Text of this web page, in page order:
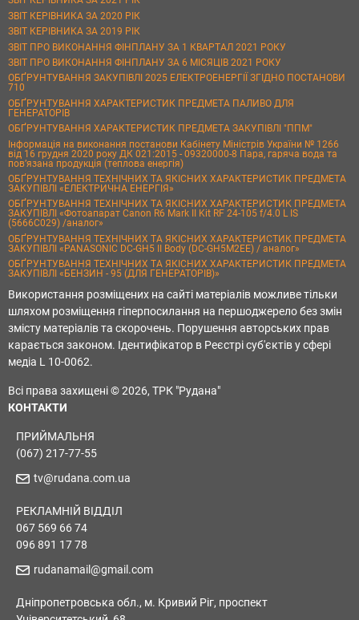
ЗВІТ КЕРІВНИКА ЗА 2020 РІК
ЗВІТ КЕРІВНИКА ЗА 2019 РІК
ЗВІТ ПРО ВИКОНАННЯ ФІНПЛАНУ ЗА 1 КВАРТАЛ 2021 РОКУ
ЗВІТ ПРО ВИКОНАННЯ ФІНПЛАНУ ЗА 6 МІСЯЦІВ 2021 РОКУ
ОБҐРУНТУВАННЯ ЗАКУПІВЛІ 2025 ЕЛЕКТРОЕНЕРГІЇ ЗГІДНО ПОСТАНОВИ
710
ОБҐРУНТУВАННЯ ХАРАКТЕРИСТИК ПРЕДМЕТА ПАЛИВО ДЛЯ
ГЕНЕРАТОРІВ
ОБҐРУНТУВАННЯ ХАРАКТЕРИСТИК ПРЕДМЕТА ЗАКУПІВЛІ "ППМ"
Інформація на виконання постанови Кабінету Міністрів України № 1266
від 16 грудня 2020 року ДК 021:2015 - 09320000-8 Пара, гаряча вода та
пов’язана продукція (теплова енергія)
ОБҐРУНТУВАННЯ ТЕХНІЧНИХ ТА ЯКІСНИХ ХАРАКТЕРИСТИК ПРЕДМЕТА
ЗАКУПІВЛІ «ЕЛЕКТРИЧНА ЕНЕРГІЯ»
ОБҐРУНТУВАННЯ ТЕХНІЧНИХ ТА ЯКІСНИХ ХАРАКТЕРИСТИК ПРЕДМЕТА
ЗАКУПІВЛІ «Фотоапарат Canon R6 Mark II Kit RF 24-105 f/4.0 L IS
(5666C029) /аналог»
ОБҐРУНТУВАННЯ ТЕХНІЧНИХ ТА ЯКІСНИХ ХАРАКТЕРИСТИК ПРЕДМЕТА
ЗАКУПІВЛІ «PANASONIC DC-GH5 II Body (DC-GH5M2EE) / аналог»
ОБҐРУНТУВАННЯ ТЕХНІЧНИХ ТА ЯКІСНИХ ХАРАКТЕРИСТИК ПРЕДМЕТА
ЗАКУПІВЛІ «БЕНЗИН - 95 (ДЛЯ ГЕНЕРАТОРІВ)»
Використання розміщених на сайті матеріалів можливе тільки
шляхом розміщення гіперпосилання на першоджерело без змін
змісту матеріалів та скорочень. Порушення авторських прав
карається законом. Ідентифікатор в Реєстрі суб'єктів у сфері
медіа L 10-0062.
Всі права захищені © 2026, ТРК "Рудана"
КОНТАКТИ
ПРИЙМАЛЬНЯ
(067) 217-77-55
tv@rudana.com.ua
РЕКЛАМНІЙ ВІДДІЛ
067 569 66 74
096 891 17 78
rudanamail@gmail.com
Дніпропетровська обл., м. Кривий Ріг, проспект